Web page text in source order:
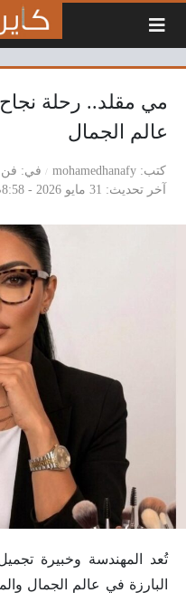
مي مقلد.. رحلة
عالم الجمال
كتب mohamedhanafy في فن
آخر تحديث
31 مايو 2026 - 8:58ص
تُعد المهندسة وخبيرة
البارزة في عالم الجمال